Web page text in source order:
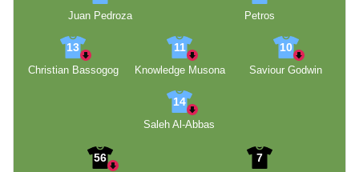
Juan Pedroza
Petros
13
Christian Bassogog
11
Knowledge Musona
10
Saviour Godwin
14
Saleh Al-Abbas
56
7